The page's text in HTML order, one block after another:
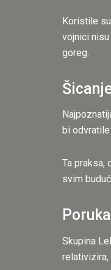
Koristile
vojnici
goreg.
bi
Ta praksa,
svim
Skupina
relativizira,